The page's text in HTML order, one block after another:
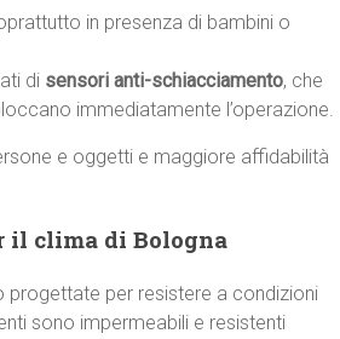
in presenza di bambini o
di sensori anti-schiacciamento, che
immediatamente l’operazione.
e oggetti e maggiore affidabilità
il clima di Bologna
progettate per resistere a condizioni
sono impermeabili e resistenti